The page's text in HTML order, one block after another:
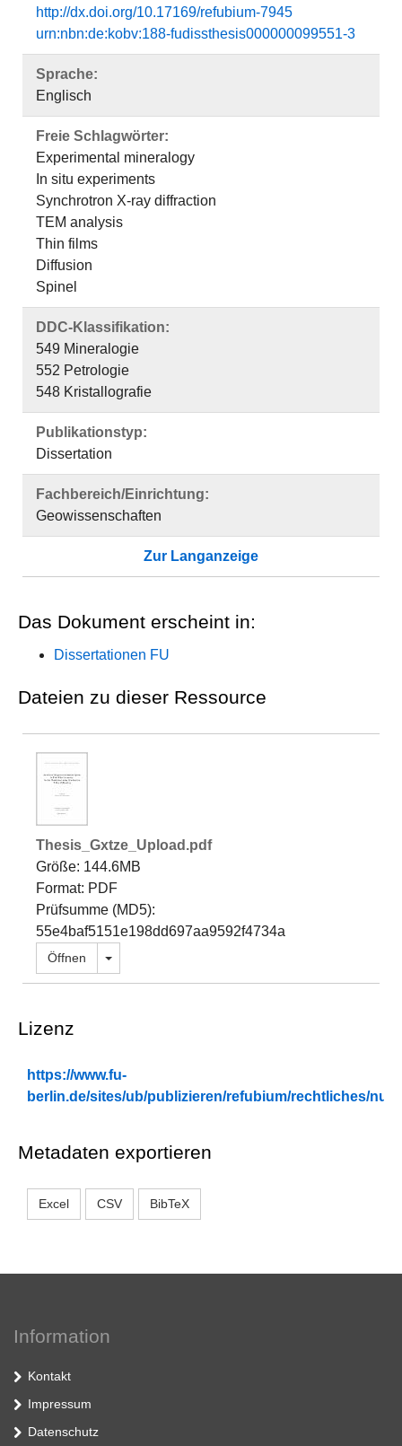
http://dx.doi.org/10.17169/refubium-7945
urn:nbn:de:kobv:188-fudissthesis000000099551-3
Sprache:
Englisch
Freie Schlagwörter:
Experimental mineralogy
In situ experiments
Synchrotron X-ray diffraction
TEM analysis
Thin films
Diffusion
Spinel
DDC-Klassifikation:
549 Mineralogie
552 Petrologie
548 Kristallografie
Publikationstyp:
Dissertation
Fachbereich/Einrichtung:
Geowissenschaften
Zur Langanzeige
Das Dokument erscheint in:
Dissertationen FU
Dateien zu dieser Ressource
Thesis_Gxtze_Upload.pdf
Größe: 144.6MB
Format: PDF
Prüfsumme (MD5):
55e4baf5151e198dd697aa9592f4734a
Öffnen Dropdown öffnen
Lizenz
https://www.fu-
berlin.de/sites/ub/publizieren/refubium/rechtliches/
Metadaten exportieren
Excel CSV BibTeX
Information
Kontakt
Impressum
Datenschutz